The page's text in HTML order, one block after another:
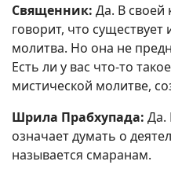
Священник: Да. В своей
говорит, что существует
молитва. Но она не
Есть ли у вас что-то
мистической молитве,
Шрила Прабхупада: Да.
означает думать о
называется смаранам.